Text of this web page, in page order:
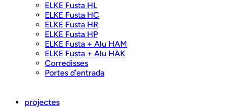
ELKE Fusta HL
ELKE Fusta HC
ELKE Fusta HR
ELKE Fusta HP
ELKE Fusta + Alu HAM
ELKE Fusta + Alu HAK
Corredisses
Portes d’entrada
projectes